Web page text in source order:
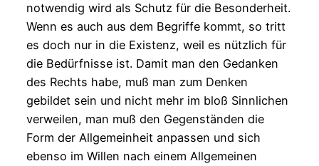
notwendig wird als Schutz für die Besonderheit.
Wenn es auch aus dem Begriffe kommt, so tritt
es doch nur in die Existenz, weil es nützlich für
die Bedürfnisse ist. Damit man den Gedanken
des Rechts habe, muß man zum Denken
gebildet sein und nicht mehr im bloß Sinnlichen
verweilen, man muß den Gegenständen die
Form der Allgemeinheit anpassen und sich
ebenso im Willen nach einem Allgemeinen